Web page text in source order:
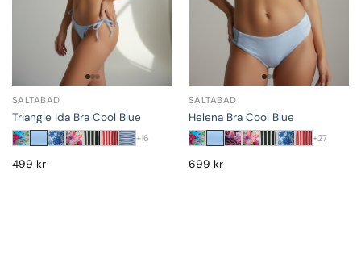
SALTABAD
Triangle Ida Bra Cool Blue
+16
499 kr
SALTABAD
Helena Bra Cool Blue
+27
699 kr